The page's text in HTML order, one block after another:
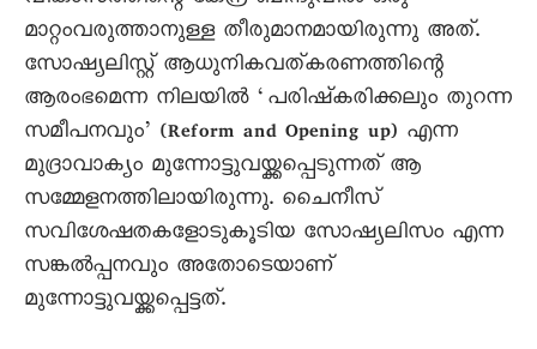
മാറ്റംവരുത്താനുള്ള തീരുമാനമായിരുന്നു അത്.
സോഷ്യലിസ്റ്റ് ആധുനികവത്കരണത്തിന്റെ
ആരംഭമെന്ന നിലയിൽ ‘പരിഷ്കരിക്കലും തുറന്ന
സമീപനവും’ (Reform and Opening up) എന്ന
മുദ്രാവാക്യം മുന്നോട്ടുവയ്ക്കപ്പെടുന്നത് ആ
സമ്മേളനത്തിലായിരുന്നു. ചെെനീസ്
സവിശേഷതകളോടുകൂടിയ സോഷ്യലിസം എന്ന
സങ്കൽപ്പനവും അതോടെയാണ്
മുന്നോട്ടുവയ്ക്കപ്പെട്ടത്.